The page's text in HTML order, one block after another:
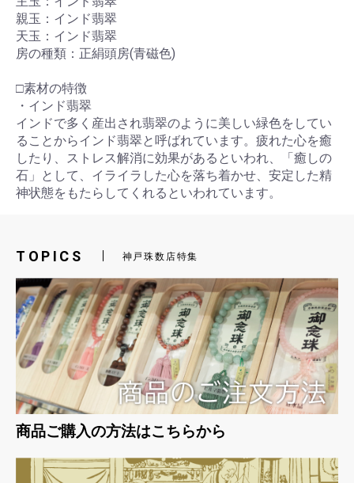
お買い物を続ける カートへ進む
親玉：インド翡翠
天玉：インド翡翠
房の種類：正絹頭房(青磁色)
□素材の特徴
・インド翡翠
インドで多く産出され翡翠のように美しい緑色をしてい
ることからインド翡翠と呼ばれています。疲れた心を癒
したり、ストレス解消に効果があるといわれ、「癒しの
石」として、イライラした心を落ち着かせ、安定した精
神状態をもたらしてくれるといわれています。
TOPICS 神戸珠数店特集
商品ご購入の方法はこちらから